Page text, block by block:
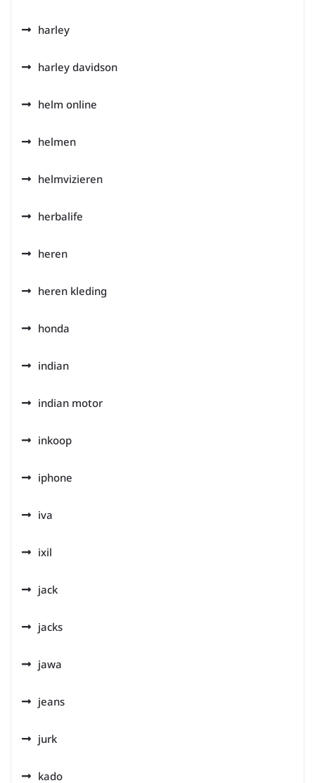
harley
harley davidson
helm online
helmen
helmvizieren
herbalife
heren
heren kleding
honda
indian
indian motor
inkoop
iphone
iva
ixil
jack
jacks
jawa
jeans
jurk
kado